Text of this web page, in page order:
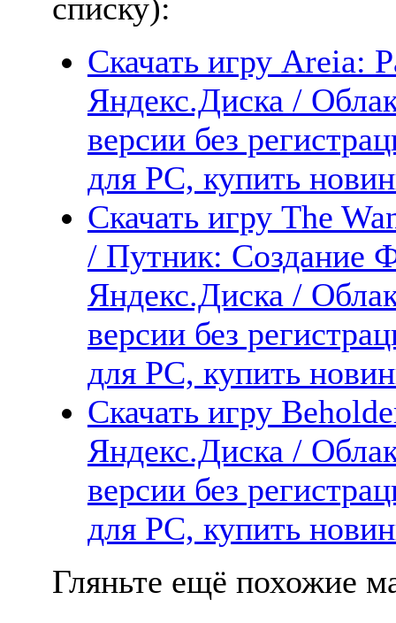
списку):
Скачать игру Areia:
Яндекс.Диска /
версии без
для PC, купить
Скачать игру The
/ Путник: Создание
Яндекс.Диска /
версии без
для PC, купить
Скачать игру
Яндекс.Диска /
версии без
для PC, купить
Гляньте ещё похожие